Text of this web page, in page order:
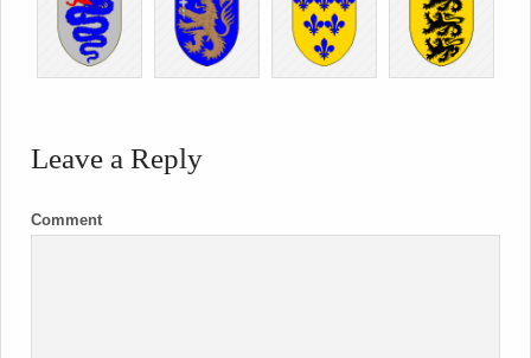
Leave a Reply
Comment